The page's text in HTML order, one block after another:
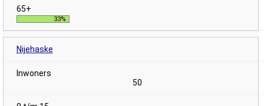
33%
Nijehaske
50